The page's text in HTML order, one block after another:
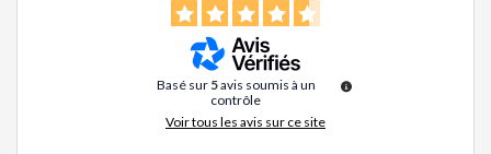
Basé sur 5avis soumis à un
contrôle
Voir tous les avis sur ce site